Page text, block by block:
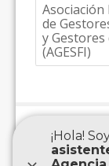
Asociación
de
y Gestores
(AGESFI)
Aviso